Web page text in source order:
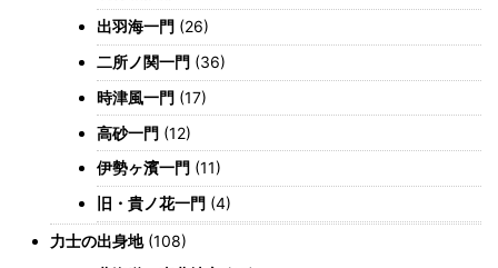
出羽海一門 (26)
二所ノ関一門 (36)
時津風一門 (17)
高砂一門 (12)
伊勢ヶ濱一門 (11)
旧・貴ノ花一門 (4)
力士の出身地(108)